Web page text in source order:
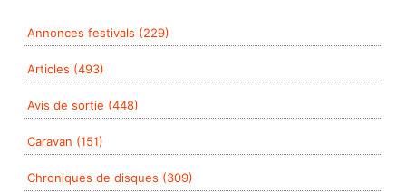
Annonces festivals (229)
Articles (493)
Avis de sortie (448)
Caravan (151)
Chroniques de disques (309)